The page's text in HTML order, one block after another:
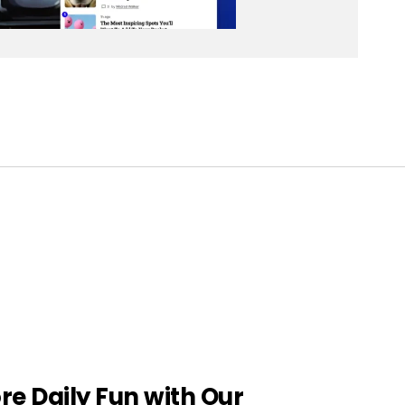
Daily Fun with Our